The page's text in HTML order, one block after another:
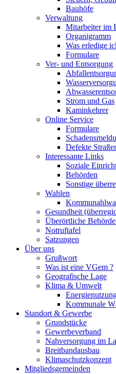
Bauhöfe
Verwaltung
Mitarbeiter im
Organigramm
Was erledige
Formulare
Ver- und Entsorgung
Strom und Gas
Kaminkehrer
Online Service
Formulare
Defekte
Interessante Links
Soziale
Behörden
Sonstige
Wahlen
Gesundheit
Überörtliche
Notruftafel
Satzungen
Über uns
Grußwort
Was ist eine VGem ?
Geografische Lage
Klima & Umwelt
Kommunale
Standort & Gewerbe
Grundstücke
Gewerbeverband
Nahversorgung im
Breitbandausbau
Klimaschutzkonzept
Mitgliedsgemeinden